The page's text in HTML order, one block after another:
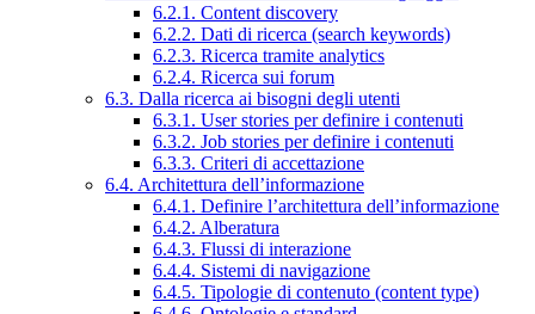
6.2.1. Content discovery
6.2.2. Dati di ricerca (search keywords)
6.2.3. Ricerca tramite analytics
6.2.4. Ricerca sui forum
6.3. Dalla ricerca ai bisogni degli utenti
6.3.1. User stories per definire i contenuti
6.3.2. Job stories per definire i contenuti
6.3.3. Criteri di accettazione
6.4. Architettura dell’informazione
6.4.1. Definire l’architettura dell’informazione
6.4.2. Alberatura
6.4.3. Flussi di interazione
6.4.4. Sistemi di navigazione
6.4.5. Tipologie di contenuto (content type)